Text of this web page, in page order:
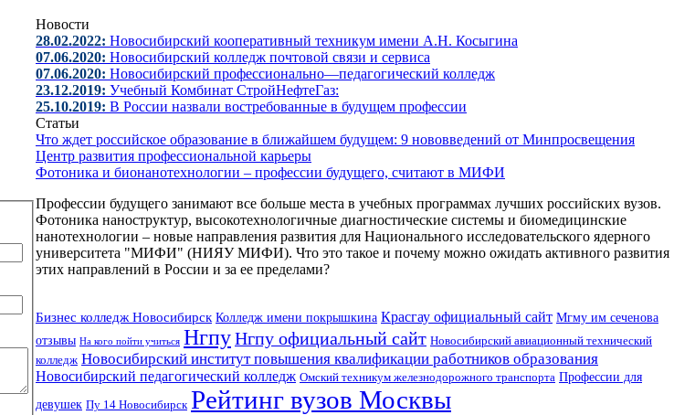
Новости
28.02.2022: Новосибирский кооперативный техникум имени А.Н. Косыгина
07.06.2020: Новосибирский колледж почтовой связи и сервиса
07.06.2020: Новосибирский профессионально—педагогический колледж
23.12.2019: Учебный Комбинат СтройНефтеГаз:
25.10.2019: В России назвали востребованные в будущем профессии
Статьи
Что ждет российское образование в ближайшем будущем: 9 нововведений от Минпросвещения
Центр развития профессиональной карьеры
Фотоника и бионанотехнологии – профессии будущего, считают в МИФИ
Профессии будущего занимают все больше места в учебных программах лучших российских вузов.
Фотоника наноструктур, высокотехнологичные диагностические системы и биомедицинские
нанотехнологии – новые направления развития для Национального исследовательского ядерного
университета "МИФИ" (НИЯУ МИФИ). Что это такое и почему можно ожидать активного развития
этих направлений в России и за ее пределами?
Бизнес колледж Новосибирск Колледж имени покрышкина Красгау официальный сайт Мгму им сеченова
отзывы На кого пойти учиться НгпуНгпу официальный сайт Новосибирский авиационный технический
колледж Новосибирский институт повышения квалификации работников образования
Новосибирский педагогический колледж Омский техникум железнодорожного транспорта Профессии для
девушек Пу 14 Новосибирск Рейтинг вузов Москвы